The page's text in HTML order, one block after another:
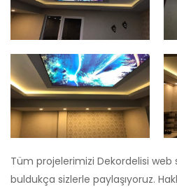
Tüm projelerimizi Dekordelisi
buldukça sizlerle paylaşıyoruz.